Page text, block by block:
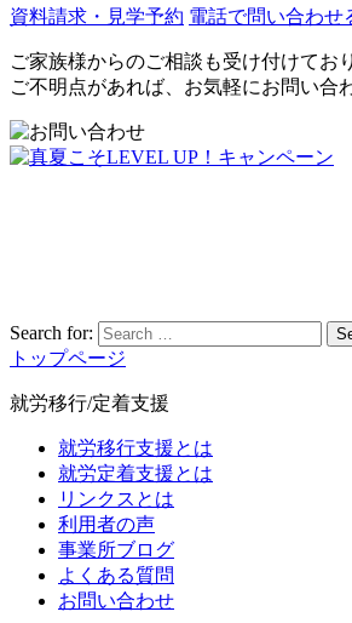
資料請求・見学予約 電話で問い合わせ
ご家族様からのご相談も受け付けてお
ご不明点があれば、お気軽にお問い合
Search for:
トップページ
就労移行/定着支援
就労移行支援とは
就労定着支援とは
リンクスとは
利用者の声
事業所ブログ
よくある質問
お問い合わせ